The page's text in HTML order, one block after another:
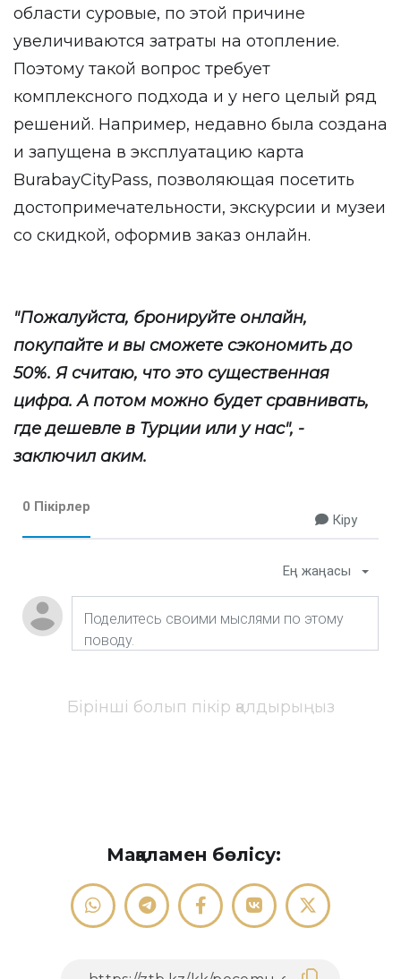
области суровые, по этой причине
увеличиваются затраты на отопление.
Поэтому такой вопрос требует
комплексного подхода и у него целый ряд
решений. Например, недавно была создана
и запущена в эксплуатацию карта
BurabayCityPass, позволяющая посетить
достопримечательности, экскурсии и музеи
со скидкой, оформив заказ онлайн.
"Пожалуйста, бронируйте онлайн,
покупайте и вы сможете сэкономить до
50%. Я считаю, что это существенная
цифра. А потом можно будет сравнивать,
где дешевле в Турции или у нас", -
заключил аким.
0 Пікірлер
Кіру
Ең жаңасы
Бірінші болып пікір қалдырыңыз
Мақаламен бөлісу: